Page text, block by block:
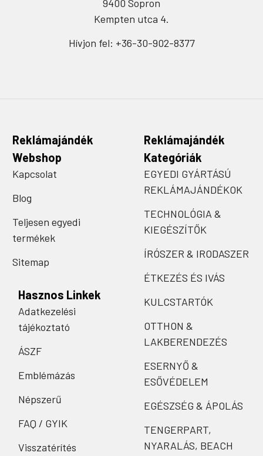
9400 Sopron
Kempten utca 4.
Hívjon fel: +36-30-902-8377
Reklámajándék
Webshop
Kapcsolat
Blog
Teljesen egyedi
termékek
Sitemap
Hasznos Linkek
Adatkezelési
tájékoztató
ÁSZF
Emblémázás
Népszerű
FAQ / GYIK
Visszatérítés
Reklámajándék
Kategóriák
EGYEDI GYÁRTÁSÚ
REKLÁMAJÁNDÉKOK
TECHNOLÓGIA &
KIEGÉSZÍTŐK
ÍRÓSZER & IRODASZER
ÉTKEZÉS ÉS IVÁS
KULCSTARTÓK
OTTHON &
LAKBERENDEZÉS
ESERNYŐ &
ESŐVÉDELEM
EGÉSZSÉG & ÁPOLÁS
TENGERPART,
NYARALÁS, BEACH